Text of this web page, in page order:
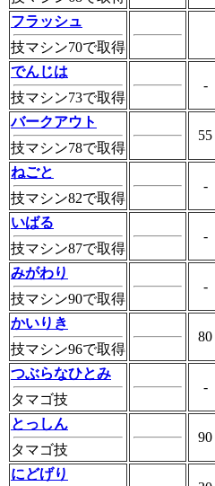
フラッシュ
技マシン70で取得
でんじは
技マシン73で取得
-
バークアウト
技マシン78で取得
55
ねごと
技マシン82で取得
-
いばる
技マシン87で取得
-
みがわり
技マシン90で取得
-
かいりき
技マシン96で取得
80
つぶらなひとみ
タマゴ技
-
とっしん
タマゴ技
90
にどげり